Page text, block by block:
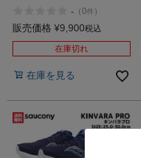
ド Saucony 100 138 103
アウトレット セール
- （0件 ）
販売価格 ¥9,900税込
在庫切れ
在庫を見る